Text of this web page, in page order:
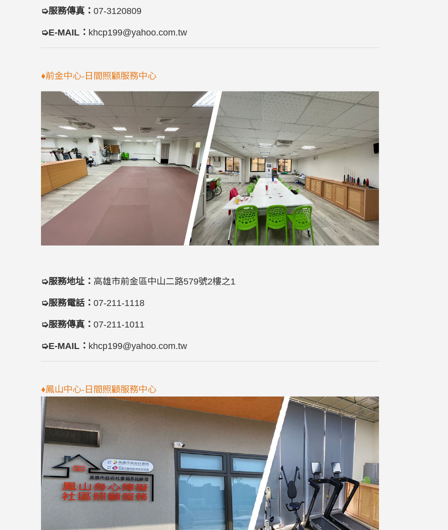
➭服務傳真： 07-3120809
➭E-MAIL： khcp199@yahoo.com.tw
♦前金中心-日間照顧服務中心
➭服務地址： 高雄市前金區中山二路579號2樓之1
➭服務電話： 07-211-1118
➭服務傳真： 07-211-1011
➭E-MAIL： khcp199@yahoo.com.tw
♦鳳山中心-日間照顧服務中心